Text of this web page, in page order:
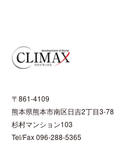
〒861-4109
熊本県熊本市南区日吉2丁目3-78
杉村マンション103
Tel/Fax 096-288-5365